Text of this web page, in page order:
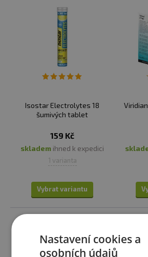
Isostar Electrolytes 18
šumivých tablet
159 Kč
skladem ihned k expedici
1 varianta
Vybrat variantu
Nastavení cookies a
osobních údajů